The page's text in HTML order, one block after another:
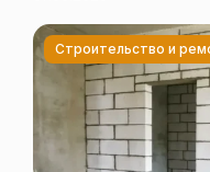
Строительство и